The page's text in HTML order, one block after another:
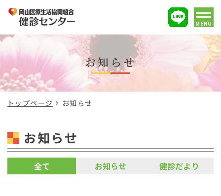
MENU
お知らせ
トップページ お知らせ
お知らせ
全て お知らせ 健診だより